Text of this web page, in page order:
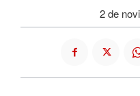
2 de